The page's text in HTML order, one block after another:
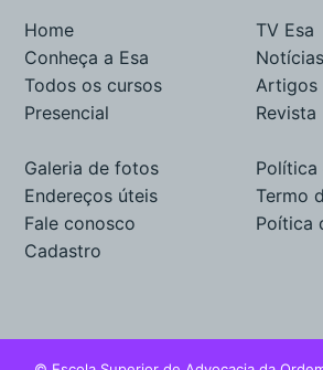
Home
Conheça a Esa
Todos os cursos
Presencial
TV Esa
Notícias
Artigos
Revista
Galeria de fotos
Endereços úteis
Fale conosco
Cadastro
Política
Termo
Poítica